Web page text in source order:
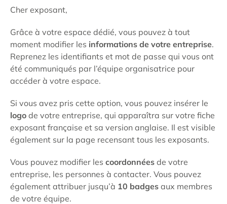
Cher exposant,
Grâce à votre espace dédié, vous pouvez à tout
moment modifier les informations de votre entreprise.
Reprenez les identifiants et mot de passe qui vous ont
été communiqués par l’équipe organisatrice pour
accéder à votre espace.
Si vous avez pris cette option, vous pouvez insérer le
logo de votre entreprise, qui apparaîtra sur votre fiche
exposant française et sa version anglaise. Il est visible
également sur la page recensant tous les exposants.
Vous pouvez modifier les coordonnées de votre
entreprise, les personnes à contacter. Vous pouvez
également attribuer jusqu’à 10 badges aux membres
de votre équipe.